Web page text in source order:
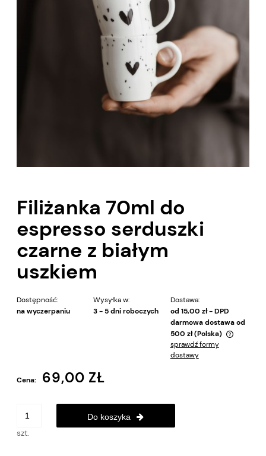
Filiżanka 70ml do
espresso serduszki
czarne z białym
uszkiem
Dostępność:
na wyczerpaniu
Wysyłka w:
3 - 5 dni roboczych
Dostawa:
od 15,00 zł - DPD
darmowa dostawa od
500 zł(Polska)
Cena nie zawiera ewentualnych kosztów płatności
sprawdź formy
dostawy
Cena: 69,00 ZŁ
szt.
Do koszyka